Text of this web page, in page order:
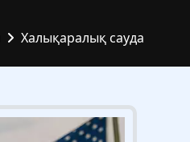
Халықаралық сауда